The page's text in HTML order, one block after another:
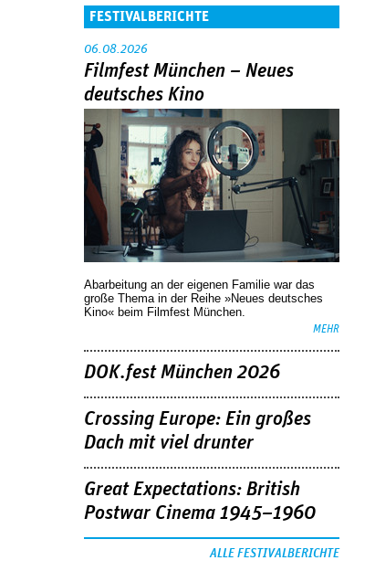
FESTIVALBERICHTE
06.08.2026
Filmfest München – Neues
deutsches Kino
Abarbeitung an der eigenen Familie war das
große Thema in der Reihe »Neues deutsches
Kino« beim Filmfest München.
MEHR
DOK.fest München 2026
Crossing Europe: Ein großes
Dach mit viel drunter
Great Expectations: British
Postwar Cinema 1945–1960
ALLE FESTIVALBERICHTE